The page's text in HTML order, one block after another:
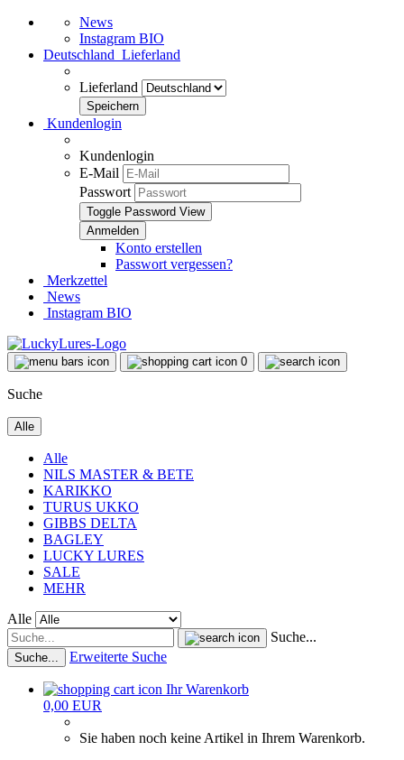
News
Instagram BIO
Deutschland Lieferland
Lieferland
Kundenlogin
Kundenlogin
E-Mail
Passwort
Toggle Password View
Konto erstellen
Passwort vergessen?
Merkzettel
News
Instagram BIO
0
Suche
Alle
Alle
NILS MASTER & BETE
KARIKKO
TURUS UKKO
GIBBS DELTA
BAGLEY
LUCKY LURES
SALE
MEHR
Alle
Suche...
Suche... Erweiterte Suche
Ihr Warenkorb
0,00 EUR
Sie haben noch keine Artikel in Ihrem Warenkorb.